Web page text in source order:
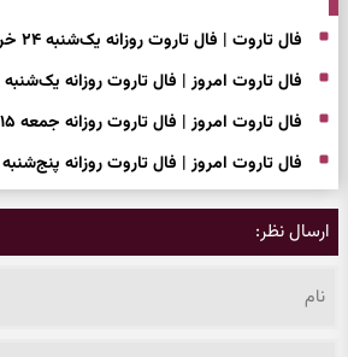
فال تاروت | فال تاروت روزانه یک‌شنبه ۲۴ خرداد ۱۴۰۵
فال تاروت امروز | فال تاروت روزانه یک‌شنبه ۱۷ خرداد
فال تاروت امروز | فال تاروت روزانه جمعه ۱۵ خرداد
فال تاروت امروز | فال تاروت روزانه پنج‌شنبه ۱۴ خرداد ۱۴۰۵
ارسال نظر: